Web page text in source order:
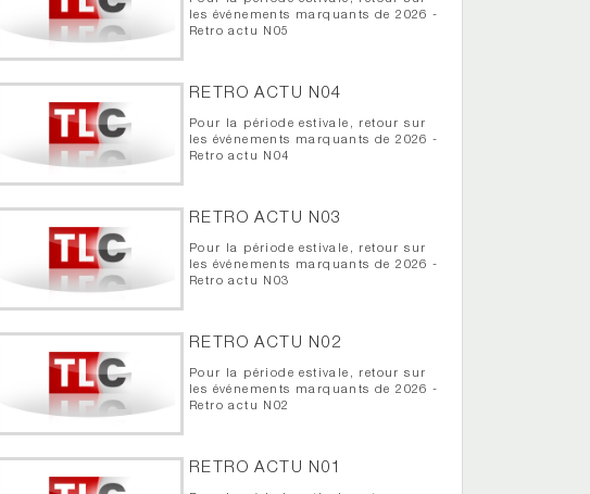
les événements marquants de 2026 -
Retro actu N05
RETRO ACTU N04
Pour la période estivale, retour sur
les événements marquants de 2026 -
Retro actu N04
RETRO ACTU N03
Pour la période estivale, retour sur
les événements marquants de 2026 -
Retro actu N03
RETRO ACTU N02
Pour la période estivale, retour sur
les événements marquants de 2026 -
Retro actu N02
RETRO ACTU N01